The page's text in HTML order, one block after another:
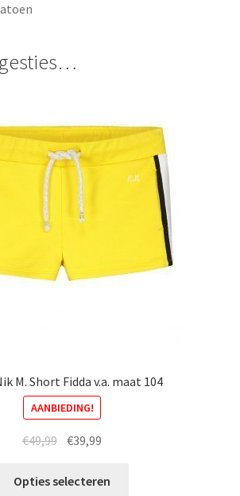
M. Short Fidda v.a. maat 104
AANBIEDING!
€49,99 Oorspronkelijke
was:
€39,99
is:
Opties selecteren